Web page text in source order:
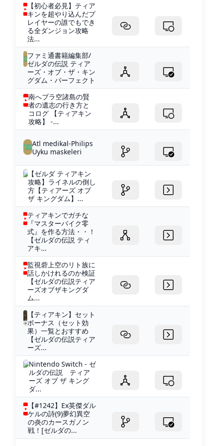
【初心者必見】ティア
キンを超やり込んだプ
レイヤーの誰でもでき
る全ダンジョン攻略
法...
ファミ通書籍編集部/
ゼルダの伝説 ティア
ーズ・オブ・ザ・キン
グダム・パーフェクト
南へブラ空諸島の賢
者の遺志の行き方と
コログ 【ティアキン
攻略】 -...
Atl medikal-Philips
Uyku maskeleri
【ゼルダ ティアキン
攻略】ライネルの倒し
方【ティアーズ オブ
ザ キングダム】...
ティアキンでガチな
『マスターバイク零
式』を作る方法・・！
【ゼルダの伝説 ティ
アキ...
監視砦上空のリト族に
話しかけれるのか検証
【ゼルダの伝説ティア
ーズオブザキングダ
ム...
【ティアキン】セット
ボーナス（セット効
果）一覧とおすすめ
【ゼルダの伝説ティア
ーズ...
Nintendo Switch - ゼ
ルダの伝説 ティア
ーズ オブ ザ キング
ダ...
【#1242】Ex英傑ダル
ケルの詩(9)夢幻異空
の炎のカースガノン
戦！[ゼルダの...